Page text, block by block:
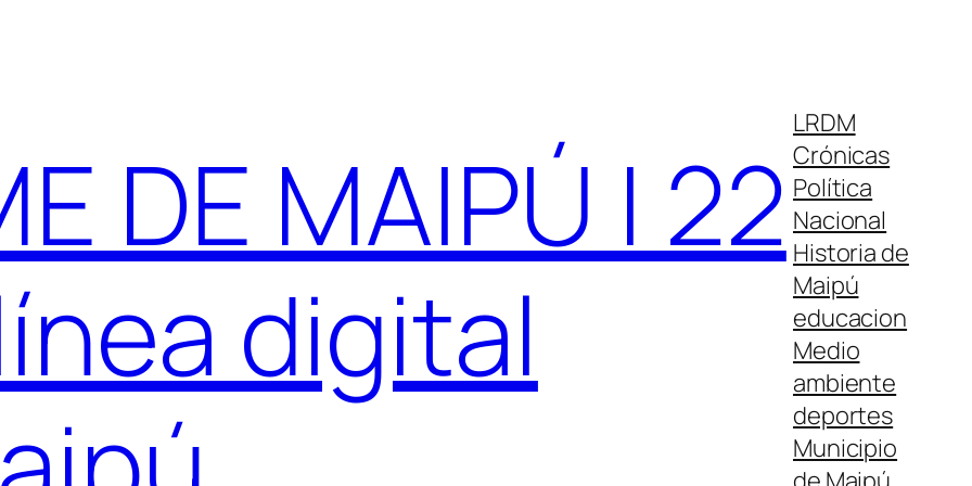
DE MAIPÚ | 22
digital
LRDM
Crónicas
Política
Nacional
Historia de
Maipú
educacion
Medio
ambiente
deportes
Municipio